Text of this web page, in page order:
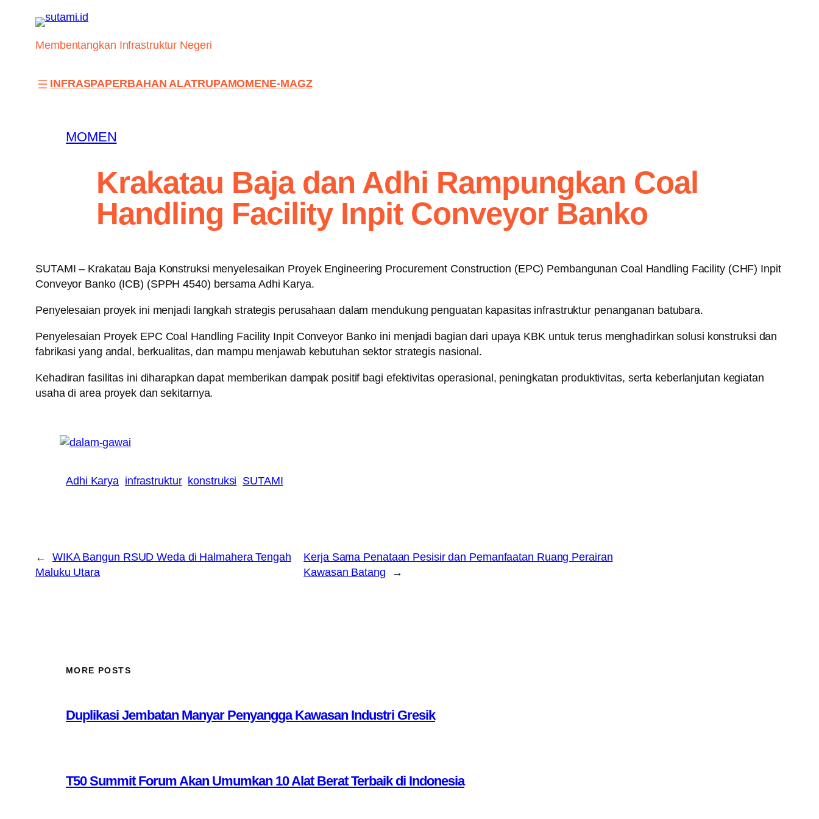
contentMembentangkan Infrastruktur Negeri
INFRASPAPERBAHAN ALATRUPAMOMENE-MAGZ
MOMEN
Krakatau Baja dan Adhi Rampungkan Coal
Handling Facility Inpit Conveyor Banko
SUTAMI – Krakatau Baja Konstruksi menyelesaikan Proyek Engineering Procurement Construction (EPC) Pembangunan Coal Handling Facility (CHF) Inpit
Conveyor Banko (ICB) (SPPH 4540) bersama Adhi Karya.
Penyelesaian proyek ini menjadi langkah strategis perusahaan dalam mendukung penguatan kapasitas infrastruktur penanganan batubara.
Penyelesaian Proyek EPC Coal Handling Facility Inpit Conveyor Banko ini menjadi bagian dari upaya KBK untuk terus menghadirkan solusi konstruksi dan
fabrikasi yang andal, berkualitas, dan mampu menjawab kebutuhan sektor strategis nasional.
Kehadiran fasilitas ini diharapkan dapat memberikan dampak positif bagi efektivitas operasional, peningkatan produktivitas, serta keberlanjutan kegiatan
usaha di area proyek dan sekitarnya.
Adhi Karya infrastruktur konstruksi SUTAMI
←
WIKA Bangun RSUD Weda di Halmahera Tengah
Maluku Utara
Kerja Sama Penataan Pesisir dan Pemanfaatan Ruang Perairan
Kawasan Batang
→
MORE POSTS
Duplikasi Jembatan Manyar Penyangga Kawasan Industri Gresik
T50 Summit Forum Akan Umumkan 10 Alat Berat Terbaik di Indonesia